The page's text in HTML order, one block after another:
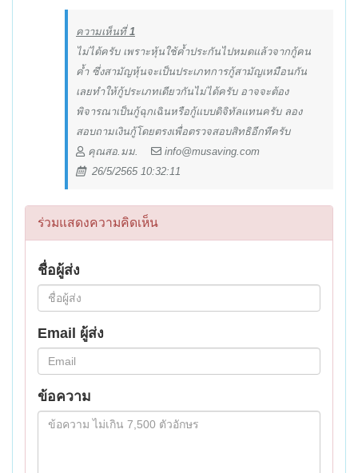
ความเห็นที่1
ไม่ได้ครับ เพราะหุ้นใช้ค้ำประกันไปหมดแล้วจากกู้คน
ค้ำ ซึ่งสามัญหุ้นจะเป็นประเภทการกู้สามัญเหมือนกัน
เลยทำให้กู้ประเภทเดียวกันไม่ได้ครับ อาจจะต้อง
พิจารณาเป็นกู้ฉุกเฉินหรือกู้แบบดิจิทัลแทนครับ ลอง
สอบถามเงินกู้โดยตรงเพื่อตรวจสอบสิทธิอีกทีครับ
คุณสอ.มม.
info@musaving.com
26/5/2565 10:32:11
ร่วมแสดงความคิดเห็น
ชื่อผู้ส่ง
Email ผู้ส่ง
ข้อความ